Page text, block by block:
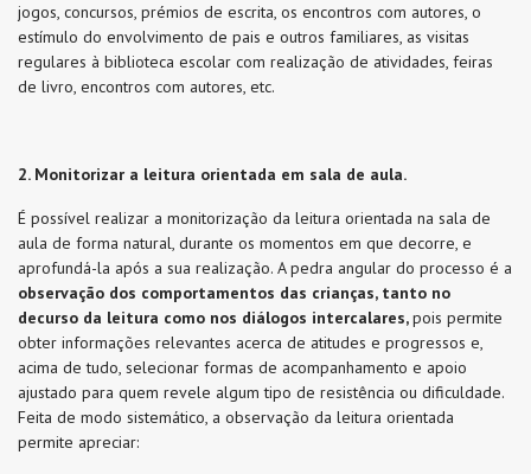
jogos, concursos, prémios de escrita, os encontros com autores, o
estímulo do envolvimento de pais e outros familiares, as visitas
regulares à biblioteca escolar com realização de atividades, feiras
de livro, encontros com autores, etc.
2. Monitorizar a leitura orientada em sala de aula.
É possível realizar a monitorização da leitura orientada na sala de
aula de forma natural, durante os momentos em que decorre, e
aprofundá-la após a sua realização. A pedra angular do processo é a
observação dos comportamentos das crianças, tanto no
decurso da leitura como nos diálogos intercalares,pois permite
obter informações relevantes acerca de atitudes e progressos e,
acima de tudo, selecionar formas de acompanhamento e apoio
ajustado para quem revele algum tipo de resistência ou dificuldade.
Feita de modo sistemático, a observação da leitura orientada
permite apreciar: